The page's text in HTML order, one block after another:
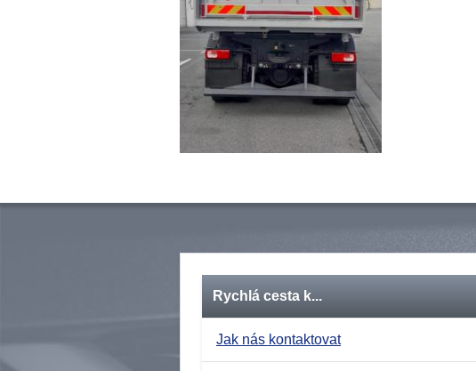
Rychlá cesta k...
Jak nás kontaktovat